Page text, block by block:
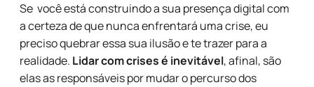
Se você está construindo a sua presença digital com
a certeza de que nunca enfrentará uma crise, eu
preciso quebrar essa sua ilusão e te trazer para a
realidade. Lidar com crises é inevitável, afinal, são
elas as responsáveis por mudar o percurso dos